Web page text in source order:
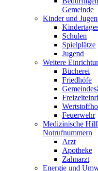
Gemeinde
Kinder und
Schulen
Spielplätze
Jugend
Weitere
Bücherei
Friedhöfe
Feuerwehr
Medizinische
Notrufnummern
Arzt
Apotheke
Zahnarzt
Energie und